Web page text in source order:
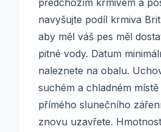
předchozím krmivem a
navyšujte podíl krmiva
aby měl váš pes měl
pitné vody. Datum
naleznete na obalu.
suchém a chladném
přímého slunečního
znovu uzavřete.